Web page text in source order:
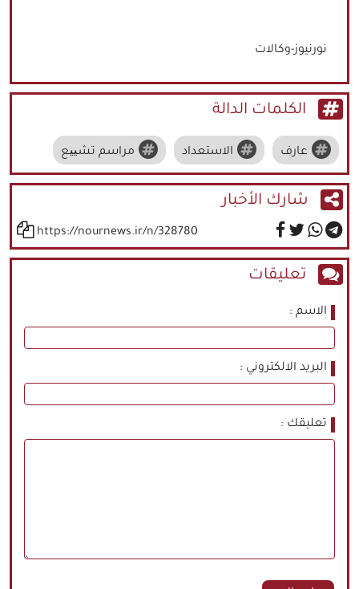
نورنيوز-وكالات
الكلمات الدالة
عارف الاستعداد مراسم تشییع
شارك الأخبار
https://nournews.ir/n/328780
تعليقات
الاسم
البريد الالكتروني
تعليقك